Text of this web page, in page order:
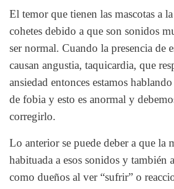
El temor que tienen las mascotas a
cohetes debido a que son sonidos
ser normal. Cuando la presencia de
causan angustia, taquicardia, que
ansiedad entonces estamos
de fobia y esto es anormal y
corregirlo.
Lo anterior se puede deber a que la
habituada a esos sonidos y también
como dueños al ver “sufrir” o